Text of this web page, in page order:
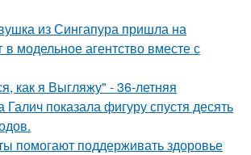
из Сингапура пришла на
в модельное агентство вместе с
как я Выгляжу" - 36-летняя
показала фигуру спустя десять
помогают поддерживать здоровье